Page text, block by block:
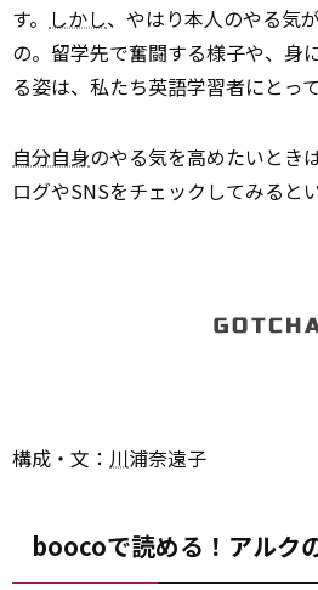
す。 しかし、やはり本人のやる気
の。留学先で奮闘する様子や、身
る姿は、私たち英語学習者にとっ
自分自身のやる気を高めたいとき
ログやSNSをチェックしてみると
構成・文： 川浦奈遠子
boocoで読める！アルク